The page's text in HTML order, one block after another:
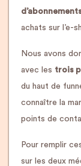
achats sur l’e-
Nous avons
avec les trois
du haut de
connaître la
points de
Pour remplir
sur les deux